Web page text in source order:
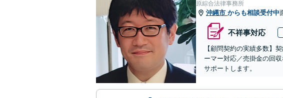
原綜合法律事務所
沖縄市 からも相談受付中
不祥事対応
【顧問契約の実績多数】
ーマー対応／売掛金の回
サポートします。